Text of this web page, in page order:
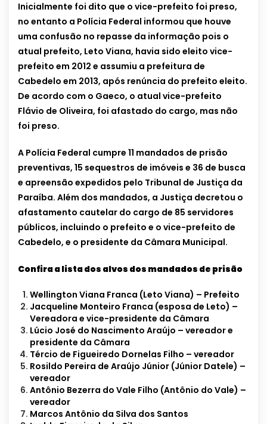
Inicialmente foi dito que o vice-prefeito foi preso,
no entanto a Polícia Federal informou que houve
uma confusão no repasse da informação pois o
atual prefeito, Leto Viana, havia sido eleito vice-
prefeito em 2012 e assumiu a prefeitura de
Cabedelo em 2013, após renúncia do prefeito eleito.
De acordo com o Gaeco, o atual vice-prefeito
Flávio de Oliveira, foi afastado do cargo, mas não
foi preso.
A Polícia Federal cumpre 11 mandados de prisão
preventivas, 15 sequestros de imóveis e 36 de busca
e apreensão expedidos pelo Tribunal de Justiça da
Paraíba. Além dos mandados, a Justiça decretou o
afastamento cautelar do cargo de 85 servidores
públicos, incluindo o prefeito e o vice-prefeito de
Cabedelo, e o presidente da Câmara Municipal.
Confira a lista dos alvos dos mandados de prisão
Wellington Viana Franca (Leto Viana) – Prefeito
Jacqueline Monteiro Franca (esposa de Leto) –
Vereadora e vice-presidente da Câmara
Lúcio José do Nascimento Araújo – vereador e
presidente da Câmara
Tércio de Figueiredo Dornelas Filho – vereador
Rosildo Pereira de Araújo Júnior (Júnior Datele) –
vereador
Antônio Bezerra do Vale Filho (Antônio do Vale) –
vereador
Marcos Antônio da Silva dos Santos